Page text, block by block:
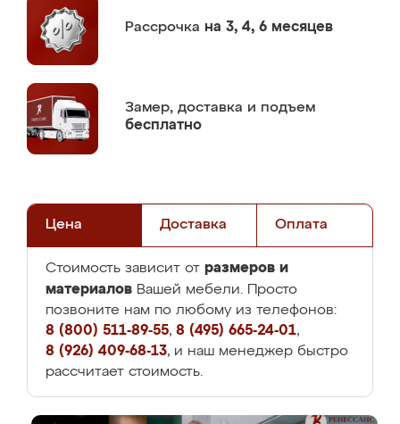
Рассрочка на 3, 4, 6 месяцев
Замер, доставка и подъем
бесплатно
Цена Доставка Оплата
Стоимость зависит от размеров и
материалов Вашей мебели. Просто
позвоните нам по любому из телефонов:
8 (800) 511-89-55, 8 (495) 665-24-01,
8 (926) 409-68-13, и наш менеджер быстро
рассчитает стоимость.